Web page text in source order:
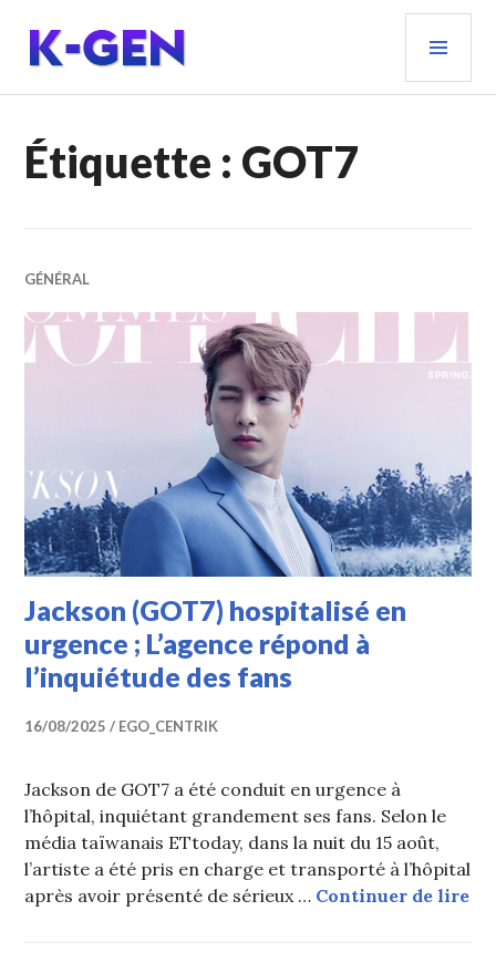
contenu
principal
K-GEN
Étiquette : GOT7
GÉNÉRAL
Jackson (GOT7) hospitalisé en
urgence ; L’agence répond à
l’inquiétude des fans
16/08/2025 EGO_CENTRIK
Jackson de GOT7 a été conduit en urgence à
l’hôpital, inquiétant grandement ses fans. Selon le
média taïwanais ETtoday, dans la nuit du 15 août,
l’artiste a été pris en charge et transporté à l’hôpital
après avoir présenté de sérieux … Continuer de lire